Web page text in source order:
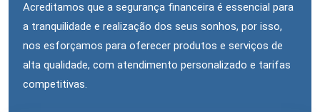
Acreditamos que a segurança financeira é essencial para
a tranquilidade e realização dos seus sonhos, por isso,
nos esforçamos para oferecer produtos e serviços de
alta qualidade, com atendimento personalizado e tarifas
competitivas.